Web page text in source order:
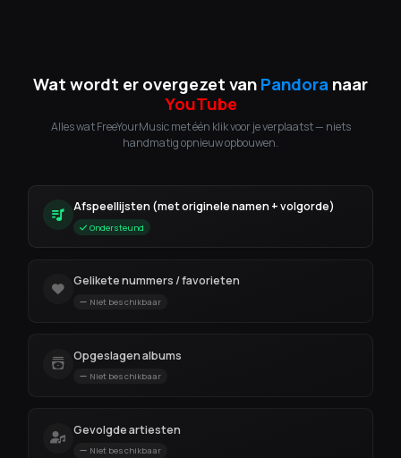
Wat wordt er overgezet vanPandora naar
YouTube
Alles wat FreeYourMusic met één klik voor je verplaatst — niets
handmatig opnieuw opbouwen.
Afspeellijsten (met originele namen + volgorde)
Ondersteund
Gelikete nummers / favorieten
Niet beschikbaar
Opgeslagen albums
Niet beschikbaar
Gevolgde artiesten
Niet beschikbaar